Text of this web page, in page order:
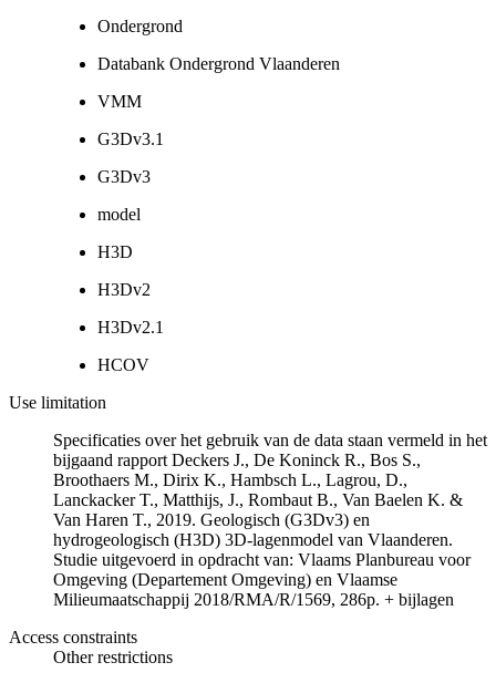
Ondergrond
Databank Ondergrond Vlaanderen
VMM
G3Dv3.1
G3Dv3
model
H3D
H3Dv2
H3Dv2.1
HCOV
Use limitation
Specificaties over het gebruik van de data staan vermeld in het
bijgaand rapport Deckers J., De Koninck R., Bos S.,
Broothaers M., Dirix K., Hambsch L., Lagrou, D.,
Lanckacker T., Matthijs, J., Rombaut B., Van Baelen K. &
Van Haren T., 2019. Geologisch (G3Dv3) en
hydrogeologisch (H3D) 3D-lagenmodel van Vlaanderen.
Studie uitgevoerd in opdracht van: Vlaams Planbureau voor
Omgeving (Departement Omgeving) en Vlaamse
Milieumaatschappij 2018/RMA/R/1569, 286p. + bijlagen
Access constraints
Other restrictions